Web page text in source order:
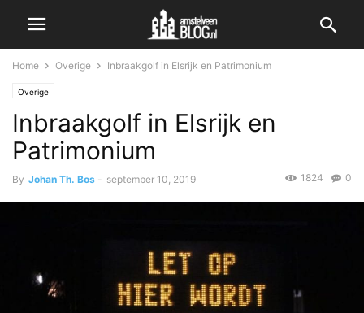
Home Overige Inbraakgolf in Elsrijk en Patrimonium
Overige
Inbraakgolf in Elsrijk en
Patrimonium
By Johan Th. Bos - september 10, 2019 0
1824